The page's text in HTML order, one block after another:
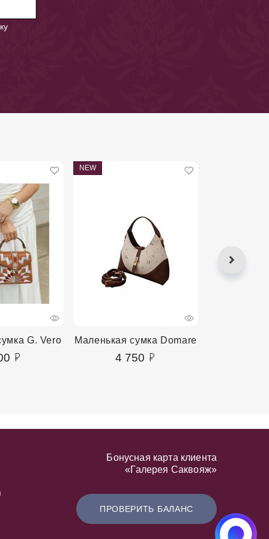
G. Vero
NEW
Маленькая сумка Domare
4 750
Бонусная карта клиента
«Галерея Саквояж»
ПРОВЕРИТЬ БАЛАНС